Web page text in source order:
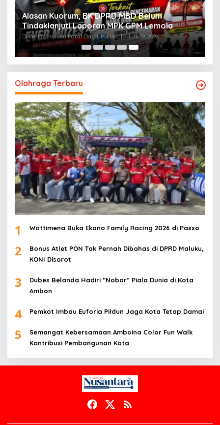
Alasan Kuorum, BK DPRD MBD Belum
Tindaklanjuti Laporan MPK GPM Lemola
Di Berita, Maluku Barat Daya, Politik | Juni 19, 2026
Olahraga Terbaru
1 Wattimena Buka Ekano Family Racing 2026 di Passo
2
Bonus Atlet PON Tak Pernah Dibahas di DPRD Maluku,
KONI Disorot
3
Dubes Belanda Hadiri ”Nobar” Piala Dunia di Kota
Ambon
4 Pemkot Imbau Euforia Pildun Jaga Kota Tetap Damai
5
Semangat Kebersamaan Amboina Color Fun Walk
Kontribusi Pembangunan Kota